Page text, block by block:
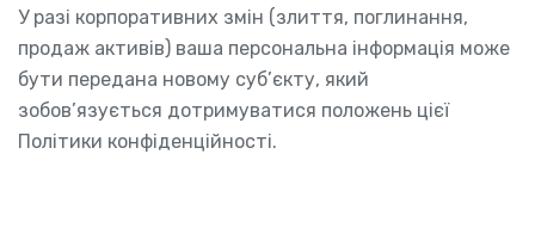
У разі корпоративних змін (злиття, поглинання,
продаж активів) ваша персональна інформація може
бути передана новому суб’єкту, який
зобов’язується дотримуватися положень цієї
Політики конфіденційності.